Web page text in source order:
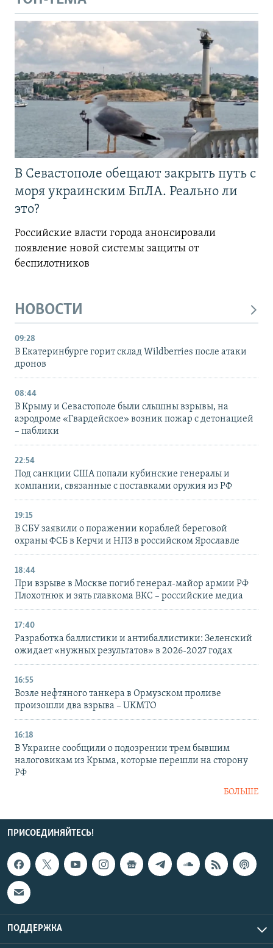
В Севастополе обещают закрыть путь с
моря украинским БпЛА. Реально ли
это?
Российские власти города анонсировали
появление новой системы защиты от
беспилотников
НОВОСТИ
09:28
В Екатеринбурге горит склад Wildberries после атаки
дронов
08:44
В Крыму и Севастополе были слышны взрывы, на
аэродроме «Гвардейское» возник пожар с детонацией
– паблики
22:54
Под санкции США попали кубинские генералы и
компании, связанные с поставками оружия из РФ
19:15
В СБУ заявили о поражении кораблей береговой
охраны ФСБ в Керчи и НПЗ в российском Ярославле
18:44
При взрыве в Москве погиб генерал-майор армии РФ
Плохотнюк и зять главкома ВКС – российские медиа
17:40
Разработка баллистики и антибаллистики: Зеленский
ожидает «нужных результатов» в 2026-2027 годах
16:55
Возле нефтяного танкера в Ормузском проливе
произошли два взрыва – UKMTO
16:18
В Украине сообщили о подозрении трем бывшим
налоговикам из Крыма, которые перешли на сторону
РФ
БОЛЬШЕ
ПРИСОЕДИНЯЙТЕСЬ!
ПОДДЕРЖКА